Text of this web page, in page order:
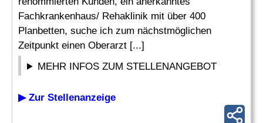
Fachkrankenhaus/ Rehaklinik mit über 400
Planbetten, suche ich zum nächstmöglichen
Zeitpunkt einen Oberarzt [...]
MEHR INFOS ZUM STELLENANGEBOT
▶ Zur Stellenanzeige